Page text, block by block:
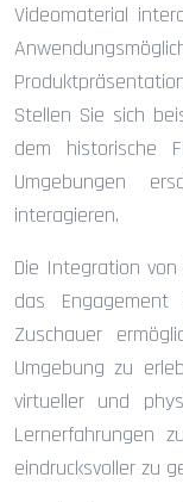
Videomaterial
Stellen Sie sich
dem historische
Umgebungen
interagieren.
Die Integration
das
Zuschauer
Umgebung zu
virtueller und
Lernerfahrungen
eindrucksvoller zu